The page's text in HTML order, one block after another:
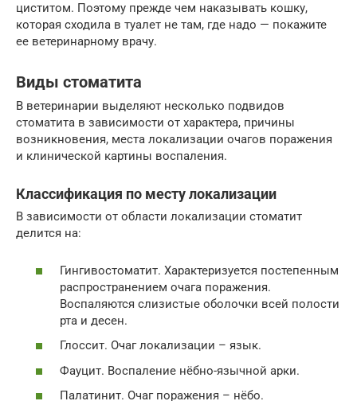
циститом. Поэтому прежде чем наказывать кошку,
которая сходила в туалет не там, где надо — покажите
ее ветеринарному врачу.
Виды стоматита
В ветеринарии выделяют несколько подвидов
стоматита в зависимости от характера, причины
возникновения, места локализации очагов поражения
и клинической картины воспаления.
Классификация по месту локализации
В зависимости от области локализации стоматит
делится на:
Гингивостоматит. Характеризуется постепенным
распространением очага поражения.
Воспаляются слизистые оболочки всей полости
рта и десен.
Глоссит. Очаг локализации – язык.
Фауцит. Воспаление нёбно-язычной арки.
Палатинит. Очаг поражения – нёбо.